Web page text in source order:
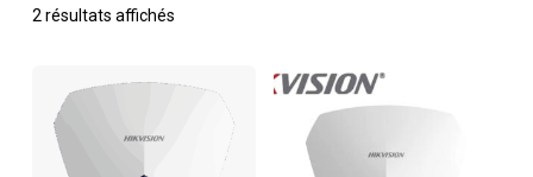
2 résultats affichés